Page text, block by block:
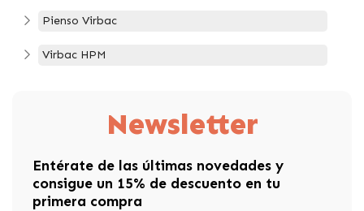
Pienso Virbac
Virbac HPM
Newsletter
Entérate de las últimas novedades y
consigue un 15% de descuento en tu
primera compra